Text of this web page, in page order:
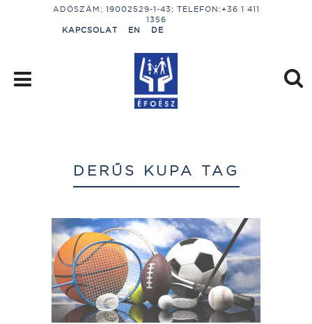
ADÓSZÁM: 19002529-1-43; TELEFON:+36 1 411
1356
KAPCSOLAT
EN DE
DERŰS KUPA TAG